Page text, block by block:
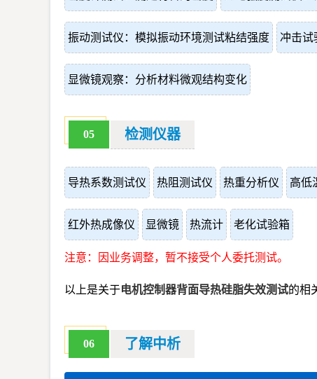
振动测试仪：模拟振动环境测试粘结强度 冲击试
显微镜观察：分析材料微观结构变化
05 检测仪器
导热系数测试仪 热阻测试仪 热重分析仪 高低
红外热成像仪 显微镜 热流计 老化试验箱
注意：因业务调整，暂不接受个人委托测试。
以上是关于电机控制器背面导热硅脂失效测试的相
06 了解中析